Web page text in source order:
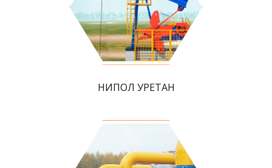
НИПОЛ УРЕТАН